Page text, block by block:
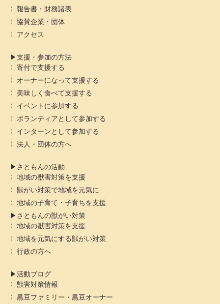
報告書・財務諸表
協賛企業・団体
アクセス
支援・参加の方法
寄付で支援する
オーナーになって支援する
美味しく食べて支援する
イベントに参加する
ボランティアとして参加する
インターンとして参加する
法人・団体の方へ
さともんの活動
地域の獣害対策を支援
獣がい対策で地域を元気に
地域の子育て・子育ちを支援
さともんの獣がい対策
地域の獣害対策を支援
地域を元気にする獣がい対策
行政の方へ
活動ブログ
獣害対策情報
黒豆ファミリー・黒豆オーナー